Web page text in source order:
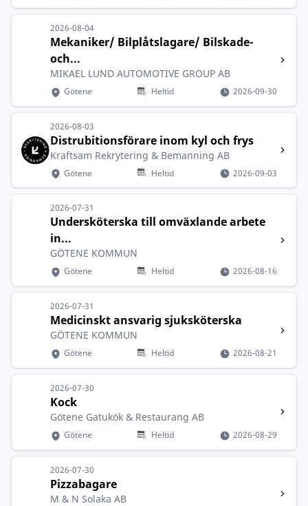
2026-08-04
Mekaniker/ Bilplåtslagare/ Bilskade-
och...
MIKAEL LUND AUTOMOTIVE GROUP AB
Götene Heltid 2026-09-30
2026-08-03
Distrubitionsförare inom kyl och frys
Kraftsam Rekrytering & Bemanning AB
Götene Heltid 2026-09-03
2026-07-31
Undersköterska till omväxlande arbete
in...
GÖTENE KOMMUN
Götene Heltid 2026-08-16
2026-07-31
Medicinskt ansvarig sjuksköterska
GÖTENE KOMMUN
Götene Heltid 2026-08-21
2026-07-30
Kock
Götene Gatukök & Restaurang AB
Götene Heltid 2026-08-29
2026-07-30
Pizzabagare
M & N Solaka AB